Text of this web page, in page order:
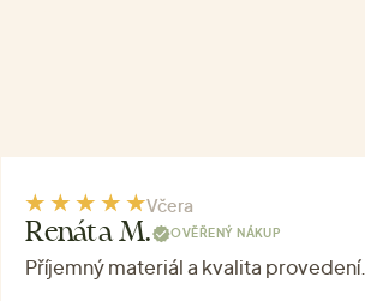
Včera
Renáta M. OVĚŘENÝ NÁKUP
Příjemný materiál a kvalita provedení.